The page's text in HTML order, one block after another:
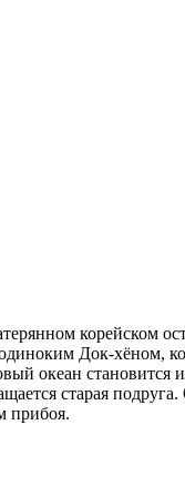
корейском
Док-хёном,
океан
старая
прибоя.